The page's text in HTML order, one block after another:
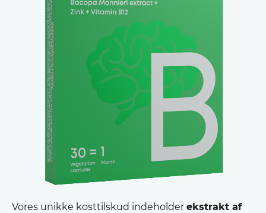
Vores unikke kosttilskud indeholder ekstrakt af